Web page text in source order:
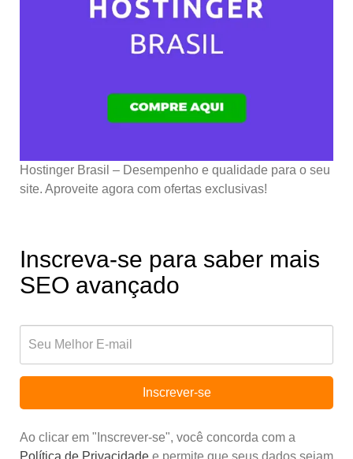
Hostinger Brasil – Desempenho e qualidade para o seu
site. Aproveite agora com ofertas exclusivas!
Inscreva-se para saber mais
SEO avançado
Inscrever-se
Ao clicar em "Inscrever-se", você concorda com a